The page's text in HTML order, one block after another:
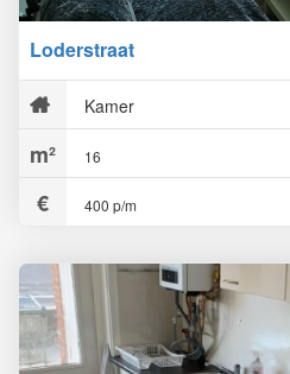
Loderstraat
Kamer
16
400 p/m